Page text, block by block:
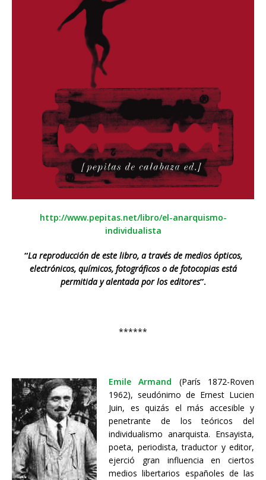
http://www.pepitas.net/libro/el-anarquismo-
individualista
“La reproducción de este libro, a través de medios ópticos,
electrónicos, químicos, fotográficos o de fotocopias está
permitida y alentada por los editores”.
******
Emile Armand (París 1872-Roven
1962), seudónimo de Ernest Lucien
Juin, es quizás el más accesible y
penetrante de los teóricos del
individualismo anarquista. Ensayista,
poeta, periodista, traductor y editor,
ejerció gran influencia en ciertos
medios libertarios españoles de las